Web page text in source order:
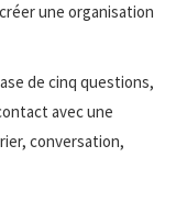
une organisation
de cinq questions,
avec une
conversation,